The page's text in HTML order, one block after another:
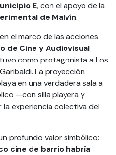
E, con el apoyo de la
de Malvín.
el marco de las acciones
de Cine y Audiovisual
como protagonista a Los
La proyección
en una verdadera sala a
—con silla playera y
experiencia colectiva del
profundo valor simbólico:
cine de barrio habría